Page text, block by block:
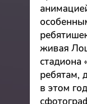
живая
стадиона
ребятам,
в этом